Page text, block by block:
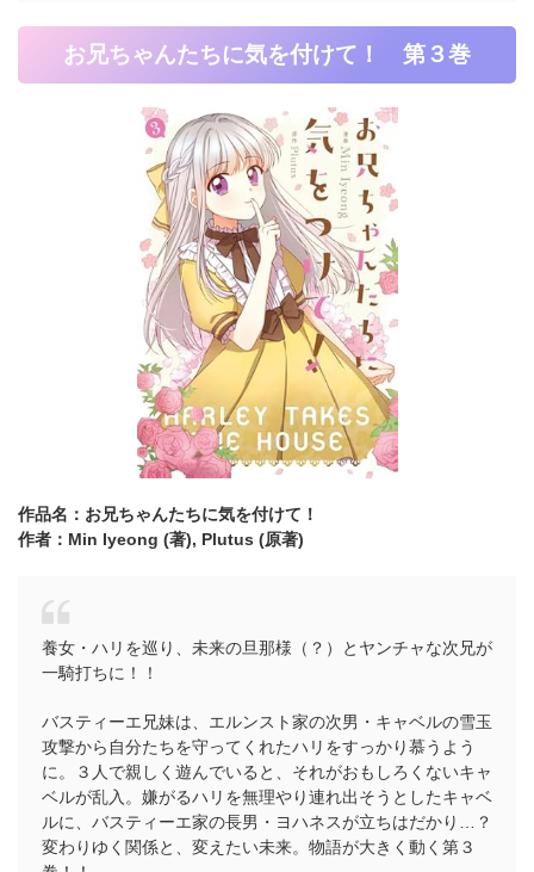
お兄ちゃんたちに気を付けて！ 第３巻
作品名：お兄ちゃんたちに気を付けて！
作者：Min Iyeong (著), Plutus (原著)
養女・ハリを巡り、未来の旦那様（？）とヤンチャな次兄が
一騎打ちに！！
バスティーエ兄妹は、エルンスト家の次男・キャベルの雪玉
攻撃から自分たちを守ってくれたハリをすっかり慕うよう
に。３人で親しく遊んでいると、それがおもしろくないキャ
ベルが乱入。嫌がるハリを無理やり連れ出そうとしたキャベ
ルに、バスティーエ家の長男・ヨハネスが立ちはだかり…？
変わりゆく関係と、変えたい未来。物語が大きく動く第３